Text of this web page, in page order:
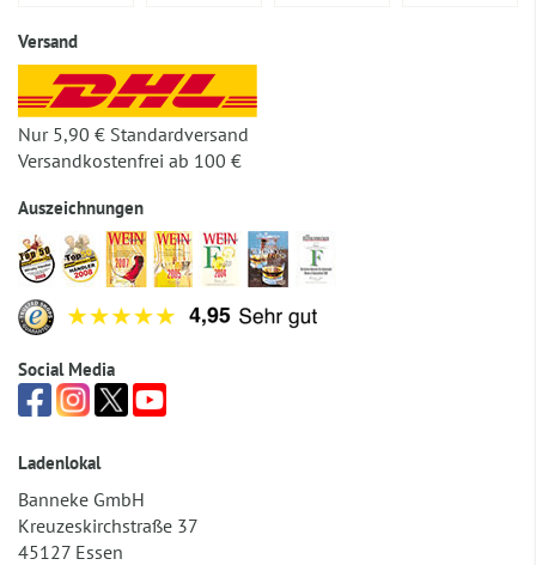
Versand
Nur 5,90 € Standardversand
Versandkostenfrei ab 100 €
Auszeichnungen
Social Media
Ladenlokal
Banneke GmbH
Kreuzeskirchstraße 37
45127 Essen